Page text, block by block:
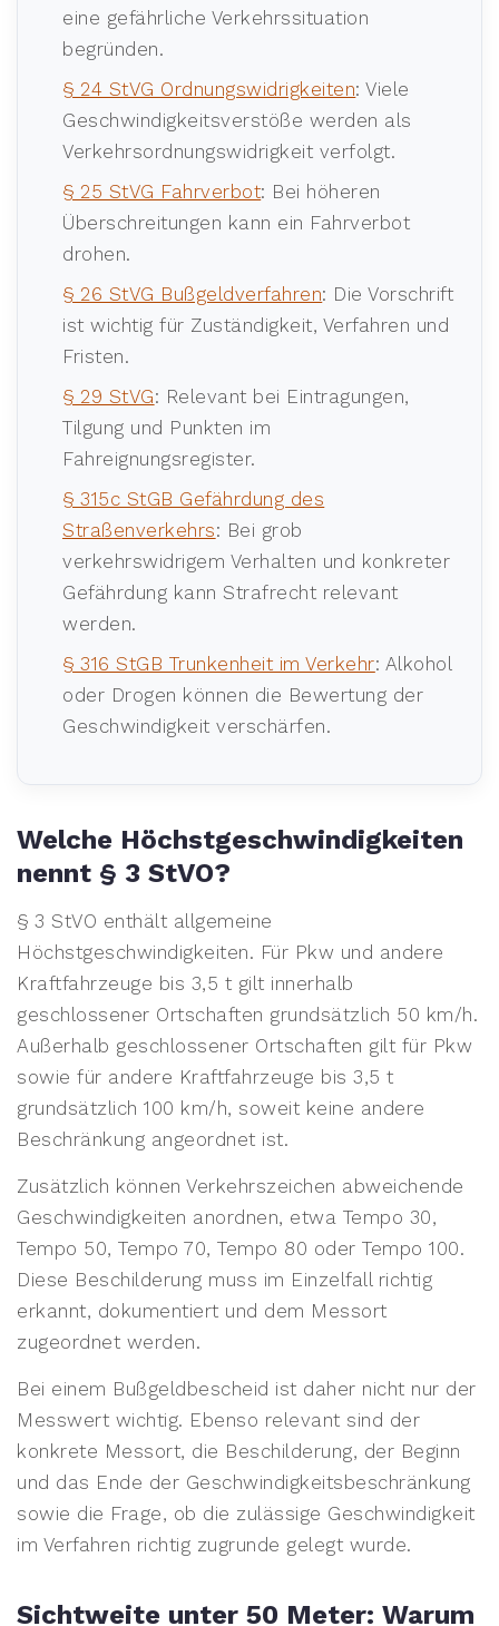
eine gefährliche Verkehrssituation
begründen.
§ 24 StVG Ordnungswidrigkeiten: Viele
Geschwindigkeitsverstöße werden als
Verkehrsordnungswidrigkeit verfolgt.
§ 25 StVG Fahrverbot: Bei höheren
Überschreitungen kann ein Fahrverbot
drohen.
§ 26 StVG Bußgeldverfahren: Die Vorschrift
ist wichtig für Zuständigkeit, Verfahren und
Fristen.
§ 29 StVG: Relevant bei Eintragungen,
Tilgung und Punkten im
Fahreignungsregister.
§ 315c StGB Gefährdung des
Straßenverkehrs: Bei grob
verkehrswidrigem Verhalten und konkreter
Gefährdung kann Strafrecht relevant
werden.
§ 316 StGB Trunkenheit im Verkehr: Alkohol
oder Drogen können die Bewertung der
Geschwindigkeit verschärfen.
Welche Höchstgeschwindigkeiten
nennt § 3 StVO?
§ 3 StVO enthält allgemeine
Höchstgeschwindigkeiten. Für Pkw und andere
Kraftfahrzeuge bis 3,5 t gilt innerhalb
geschlossener Ortschaften grundsätzlich 50 km/h.
Außerhalb geschlossener Ortschaften gilt für Pkw
sowie für andere Kraftfahrzeuge bis 3,5 t
grundsätzlich 100 km/h, soweit keine andere
Beschränkung angeordnet ist.
Zusätzlich können Verkehrszeichen abweichende
Geschwindigkeiten anordnen, etwa Tempo 30,
Tempo 50, Tempo 70, Tempo 80 oder Tempo 100.
Diese Beschilderung muss im Einzelfall richtig
erkannt, dokumentiert und dem Messort
zugeordnet werden.
Bei einem Bußgeldbescheid ist daher nicht nur der
Messwert wichtig. Ebenso relevant sind der
konkrete Messort, die Beschilderung, der Beginn
und das Ende der Geschwindigkeitsbeschränkung
sowie die Frage, ob die zulässige Geschwindigkeit
im Verfahren richtig zugrunde gelegt wurde.
Sichtweite unter 50 Meter: Warum